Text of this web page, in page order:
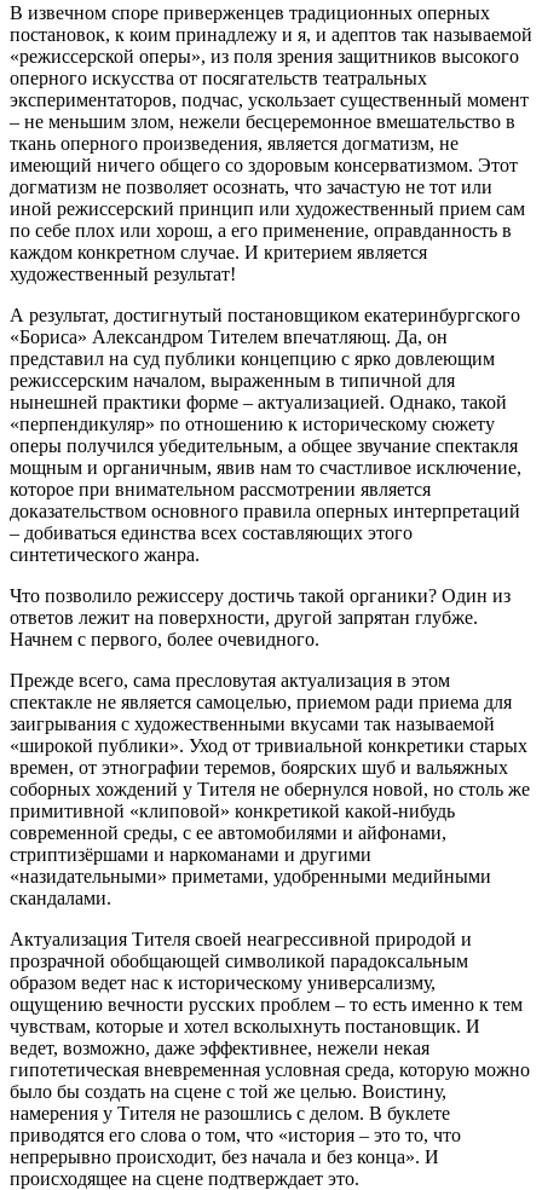
В извечном споре приверженцев традиционных оперных
постановок, к коим принадлежу и я, и адептов так называемой
«режиссерской оперы», из поля зрения защитников высокого
оперного искусства от посягательств театральных
экспериментаторов, подчас, ускользает существенный момент
– не меньшим злом, нежели бесцеремонное вмешательство в
ткань оперного произведения, является догматизм, не
имеющий ничего общего со здоровым консерватизмом. Этот
догматизм не позволяет осознать, что зачастую не тот или
иной режиссерский принцип или художественный прием сам
по себе плох или хорош, а его применение, оправданность в
каждом конкретном случае. И критерием является
художественный результат!
А результат, достигнутый постановщиком екатеринбургского
«Бориса» Александром Тителем впечатляющ. Да, он
представил на суд публики концепцию с ярко довлеющим
режиссерским началом, выраженным в типичной для
нынешней практики форме – актуализацией. Однако, такой
«перпендикуляр» по отношению к историческому сюжету
оперы получился убедительным, а общее звучание спектакля
мощным и органичным, явив нам то счастливое исключение,
которое при внимательном рассмотрении является
доказательством основного правила оперных интерпретаций
– добиваться единства всех составляющих этого
синтетического жанра.
Что позволило режиссеру достичь такой органики? Один из
ответов лежит на поверхности, другой запрятан глубже.
Начнем с первого, более очевидного.
Прежде всего, сама пресловутая актуализация в этом
спектакле не является самоцелью, приемом ради приема для
заигрывания с художественными вкусами так называемой
«широкой публики». Уход от тривиальной конкретики старых
времен, от этнографии теремов, боярских шуб и вальяжных
соборных хождений у Тителя не обернулся новой, но столь же
примитивной «клиповой» конкретикой какой-нибудь
современной среды, с ее автомобилями и айфонами,
стриптизёршами и наркоманами и другими
«назидательными» приметами, удобренными медийными
скандалами.
Актуализация Тителя своей неагрессивной природой и
прозрачной обобщающей символикой парадоксальным
образом ведет нас к историческому универсализму,
ощущению вечности русских проблем – то есть именно к тем
чувствам, которые и хотел всколыхнуть постановщик. И
ведет, возможно, даже эффективнее, нежели некая
гипотетическая вневременная условная среда, которую можно
было бы создать на сцене с той же целью. Воистину,
намерения у Тителя не разошлись с делом. В буклете
приводятся его слова о том, что «история – это то, что
непрерывно происходит, без начала и без конца». И
происходящее на сцене подтверждает это.